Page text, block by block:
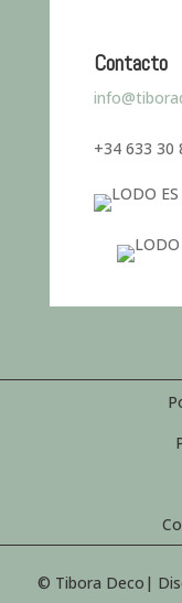
Contacto
+34 633 30
© Tibora Deco|